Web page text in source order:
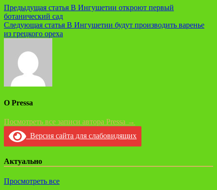
Навигация
по
записям
Предыдущая статья В Ингушетии откроют первый
ботанический сад
Следующая статья В Ингушетии будут производить варенье
из грецкого ореха
О Pressa
Посмотреть все записи автора Pressa →
Версия сайта для слабовидящих
Актуально
Просмотреть все